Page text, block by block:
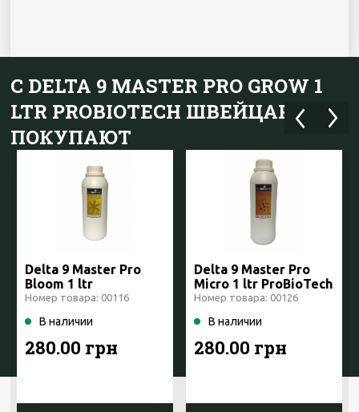
С DELTA 9 MASTER PRO GROW 1
LTR PROBIOTECH ШВЕЙЦАРИЯ
ПОКУПАЮТ
Delta 9 Master Pro
Bloom 1 ltr
ProBioTech
Номер товара: 00116
В наличии
280.00 грн
Delta 9 Master Pro
Micro 1 ltr ProBioTech
Швейцария
Номер товара: 00126
В наличии
280.00 грн